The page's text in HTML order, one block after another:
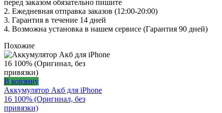
перед заказом обязательно пишите
2. Ежедневная отправка заказов (12:00-20:00)
3. Гарантия в течение 14 дней
4. Возможна установка в нашем сервисе (Гарантия 90 дней)
Похожие
В корзину
Аккумулятор Акб для iPhone
16 100% (Оригинал, без
привязки)